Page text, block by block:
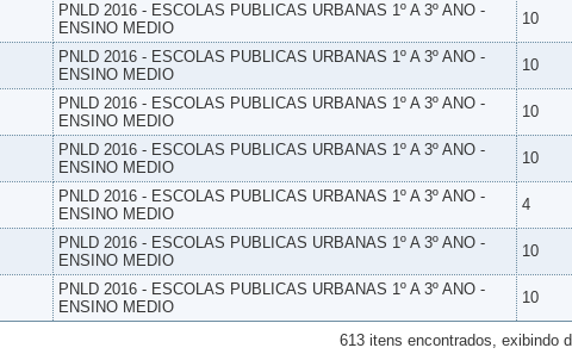
PNLD 2016 - ESCOLAS PUBLICAS URBANAS 1º A 3º ANO -
ENSINO MEDIO
10
PNLD 2016 - ESCOLAS PUBLICAS URBANAS 1º A 3º ANO -
ENSINO MEDIO
10
PNLD 2016 - ESCOLAS PUBLICAS URBANAS 1º A 3º ANO -
ENSINO MEDIO
10
PNLD 2016 - ESCOLAS PUBLICAS URBANAS 1º A 3º ANO -
ENSINO MEDIO
10
PNLD 2016 - ESCOLAS PUBLICAS URBANAS 1º A 3º ANO -
ENSINO MEDIO
4
PNLD 2016 - ESCOLAS PUBLICAS URBANAS 1º A 3º ANO -
ENSINO MEDIO
10
PNLD 2016 - ESCOLAS PUBLICAS URBANAS 1º A 3º ANO -
ENSINO MEDIO
10
613 itens encontrados, exibindo